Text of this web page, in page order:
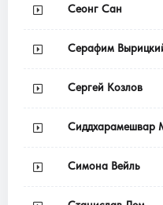
Сеонг Сан
Серафим
Сергей Козлов
Сиддхарамешвар
Симона Вейль